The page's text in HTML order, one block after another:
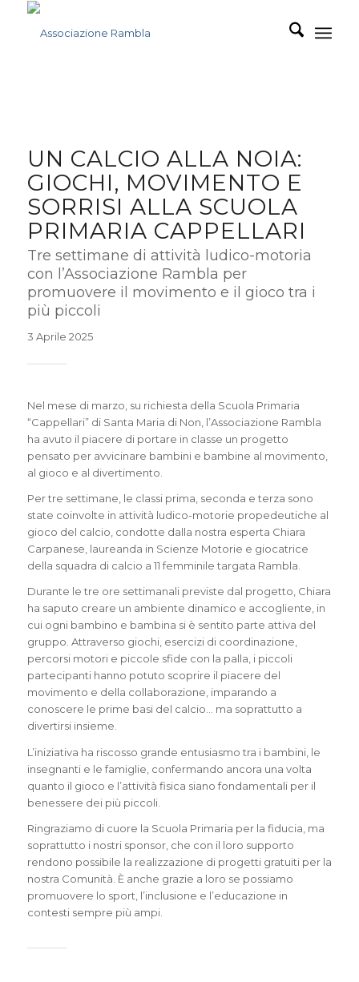
UN CALCIO ALLA NOIA:
GIOCHI, MOVIMENTO E
SORRISI ALLA SCUOLA
PRIMARIA CAPPELLARI
Tre settimane di attività ludico-motoria
con l’Associazione Rambla per
promuovere il movimento e il gioco tra i
più piccoli
3 Aprile 2025
Nel mese di marzo, su richiesta della Scuola Primaria
“Cappellari” di Santa Maria di Non, l’Associazione Rambla
ha avuto il piacere di portare in classe un progetto
pensato per avvicinare bambini e bambine al movimento,
al gioco e al divertimento.
Per tre settimane, le classi prima, seconda e terza sono
state coinvolte in attività ludico-motorie propedeutiche al
gioco del calcio, condotte dalla nostra esperta Chiara
Carpanese, laureanda in Scienze Motorie e giocatrice
della squadra di calcio a 11 femminile targata Rambla.
Durante le tre ore settimanali previste dal progetto, Chiara
ha saputo creare un ambiente dinamico e accogliente, in
cui ogni bambino e bambina si è sentito parte attiva del
gruppo. Attraverso giochi, esercizi di coordinazione,
percorsi motori e piccole sfide con la palla, i piccoli
partecipanti hanno potuto scoprire il piacere del
movimento e della collaborazione, imparando a
conoscere le prime basi del calcio… ma soprattutto a
divertirsi insieme.
L’iniziativa ha riscosso grande entusiasmo tra i bambini, le
insegnanti e le famiglie, confermando ancora una volta
quanto il gioco e l’attività fisica siano fondamentali per il
benessere dei più piccoli.
Ringraziamo di cuore la Scuola Primaria per la fiducia, ma
soprattutto i nostri sponsor, che con il loro supporto
rendono possibile la realizzazione di progetti gratuiti per la
nostra Comunità. È anche grazie a loro se possiamo
promuovere lo sport, l’inclusione e l’educazione in
contesti sempre più ampi.